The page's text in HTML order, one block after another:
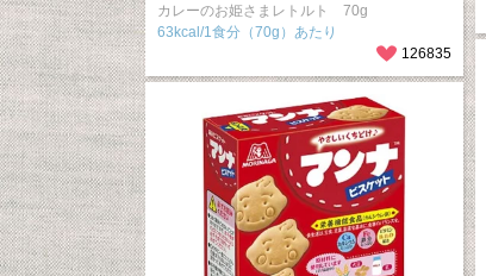
カレーのお姫さまレトルト 70g
63kcal/1食分（70g）あたり
126835